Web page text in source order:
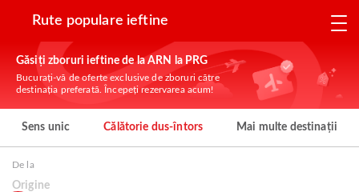
Rute populare ieftine
Găsiți zboruri ieftine de la ARN la PRG
Bucurați-vă de oferte exclusive de zboruri către
destinația preferată. Începeți rezervarea acum!
Sens unic Călătorie dus-întors Mai multe destinații
De la
Origine